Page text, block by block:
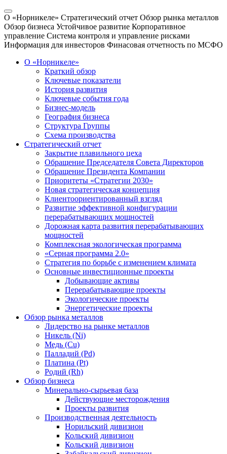
О «Норникеле» Стратегический отчет Обзор рынка металлов
Обзор бизнеса Устойчивое развитие Корпоративное
управление Система контроля и управление рисками
Информация для инвесторов Финасовая отчетность по МСФО
О «Норникеле»
Краткий обзор
Ключевые показатели
История развития
Ключевые события года
Бизнес-модель
География бизнеса
Структура Группы
Схема производства
Стратегический отчет
Закрытие плавильного цеха
Обращение Председателя Совета Директоров
Обращение Президента Компании
Приоритеты «Стратегии 2030»
Новая стратегическая концепция
Клиентоориентированный взгляд
Развитие эффективной конфигурации
перерабатывающих мощностей
Дорожная карта развития перерабатывающих
мощностей
Комплексная экологическая программа
«Серная программа 2.0»
Стратегия по борьбе с изменением климата
Основные инвестиционные проекты
Добывающие активы
Перерабатывающие проекты
Экологические проекты
Энергетические проекты
Обзор рынка металлов
Лидерство на рынке металлов
Никель (Ni)
Медь (Cu)
Палладий (Pd)
Платина (Pt)
Родий (Rh)
Обзор бизнеса
Минерально-сырьевая база
Действующие месторождения
Проекты развития
Производственная деятельность
Норильский дивизион
Кольский дивизион
Кольский дивизион